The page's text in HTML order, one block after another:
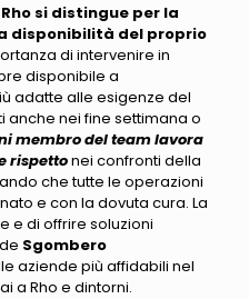
si distingue per la
disponibilità del proprio
di intervenire in
disponibile a
adatte alle esigenze del
anche nei fine settimana o
membro del team lavora
rispettonei confronti della
che tutte le operazioni
e con la dovuta cura. La
e di offrire soluzioni
Sgombero
aziende più affidabili nel
a Rho e dintorni.